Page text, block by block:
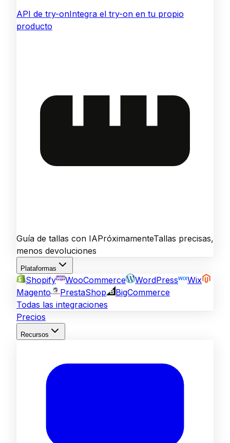
API de try-onIntegra el try-on en tu propio
producto
Guía de tallas con IAPróximamenteTallas precisas,
menos devoluciones
Plataformas
Shopify WooCommerce WordPress
Wix
Magento
PrestaShop
BigCommerce
Todas las integraciones
Precios
Recursos